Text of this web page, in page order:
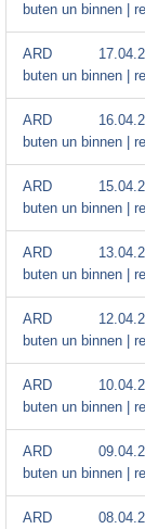
buten un binnen |
ARD
buten un binnen |
ARD
buten un binnen |
ARD
buten un binnen |
ARD
buten un binnen |
ARD
buten un binnen |
ARD
buten un binnen |
ARD
buten un binnen |
ARD